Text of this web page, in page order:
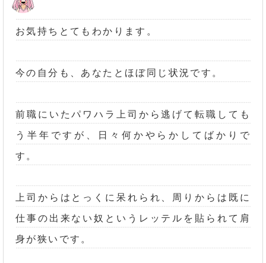
お気持ちとてもわかります。
今の自分も、あなたとほぼ同じ状況です。
前職にいたパワハラ上司から逃げて転職しても
う半年ですが、日々何かやらかしてばかりで
す。
上司からはとっくに呆れられ、周りからは既に
仕事の出来ない奴というレッテルを貼られて肩
身が狭いです。